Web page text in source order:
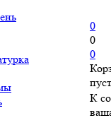
0
0
0
К